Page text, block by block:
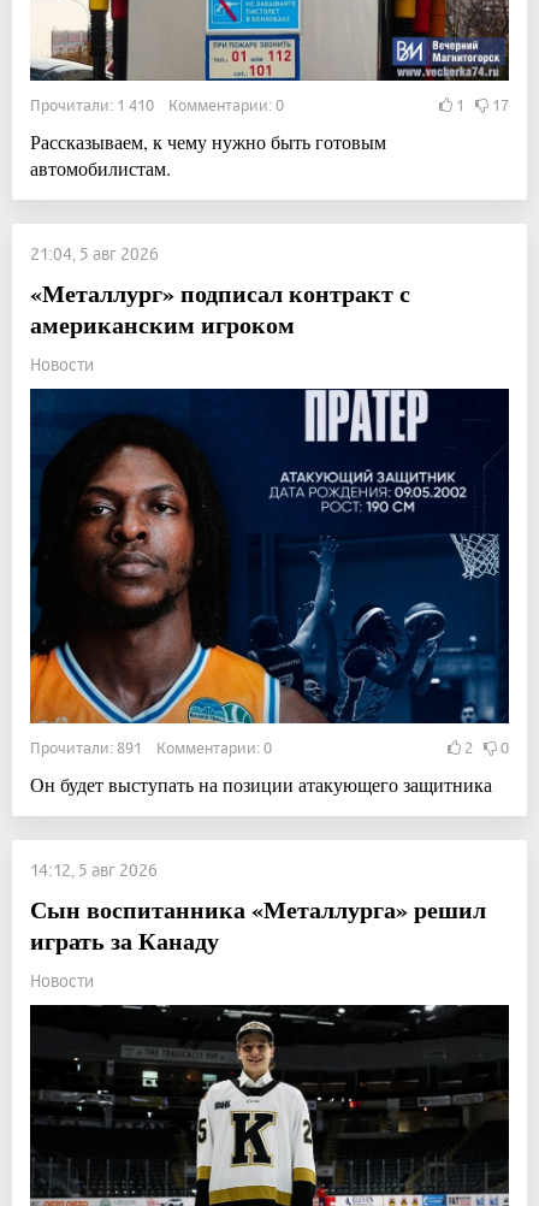
Прочитали: 1 410 Комментарии: 0 1 17
Рассказываем, к чему нужно быть готовым
автомобилистам.
21:04, 5 авг 2026
«Металлург» подписал контракт с
американским игроком
Новости
Прочитали: 891 Комментарии: 0 2 0
Он будет выступать на позиции атакующего защитника
14:12, 5 авг 2026
Сын воспитанника «Металлурга» решил
играть за Канаду
Новости